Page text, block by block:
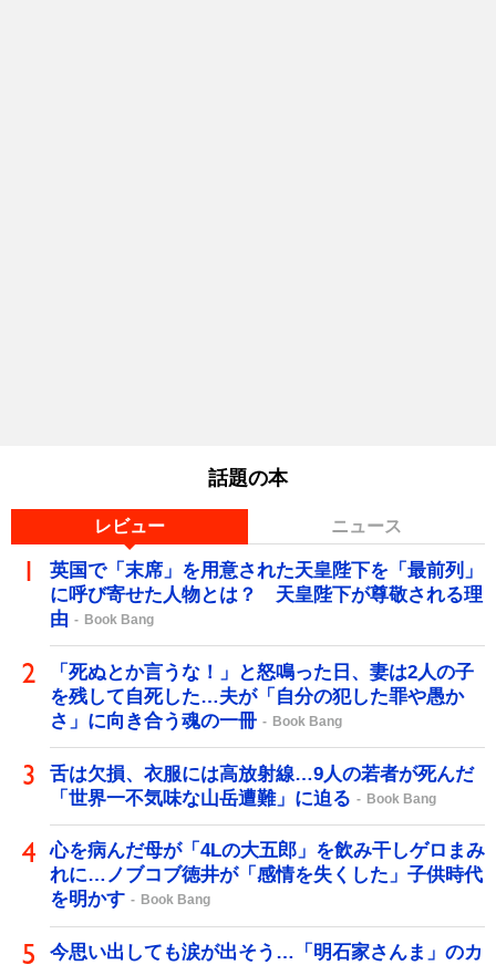
話題の本
レビュー ニュース
英国で「末席」を用意された天皇陛下を「最前列」
に呼び寄せた人物とは？ 天皇陛下が尊敬される理
由
Book Bang
「死ぬとか言うな！」と怒鳴った日、妻は2人の子
を残して自死した…夫が「自分の犯した罪や愚か
さ」に向き合う魂の一冊
Book Bang
舌は欠損、衣服には高放射線…9人の若者が死んだ
「世界一不気味な山岳遭難」に迫る
Book Bang
心を病んだ母が「4Lの大五郎」を飲み干しゲロまみ
れに…ノブコブ徳井が「感情を失くした」子供時代
を明かす
Book Bang
今思い出しても涙が出そう…「明石家さんま」のカ